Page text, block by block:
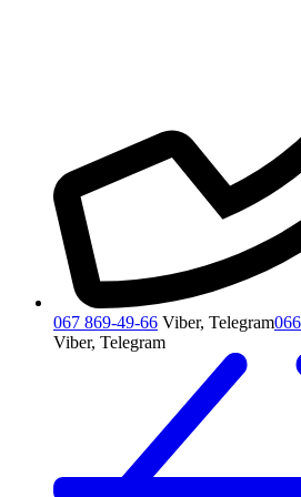
067 869-49-66 Viber, Telegram
Viber, Telegram